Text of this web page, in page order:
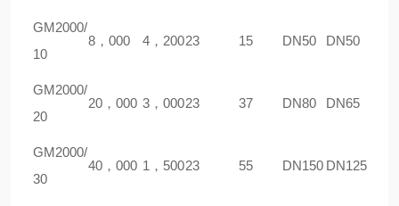
GM2000/
10
8，000 4，20023 15 DN50 DN50
GM2000/
20
20，000 3，00023 37 DN80 DN65
GM2000/
30
40，000 1，50023 55 DN150 DN125